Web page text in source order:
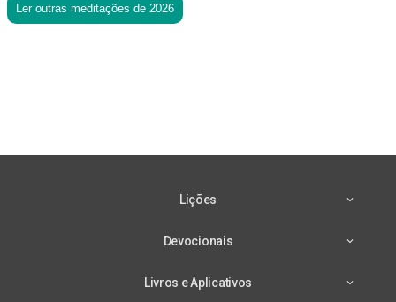
Ler outras meditações de 2026
Lições
Devocionais
Livros e Aplicativos